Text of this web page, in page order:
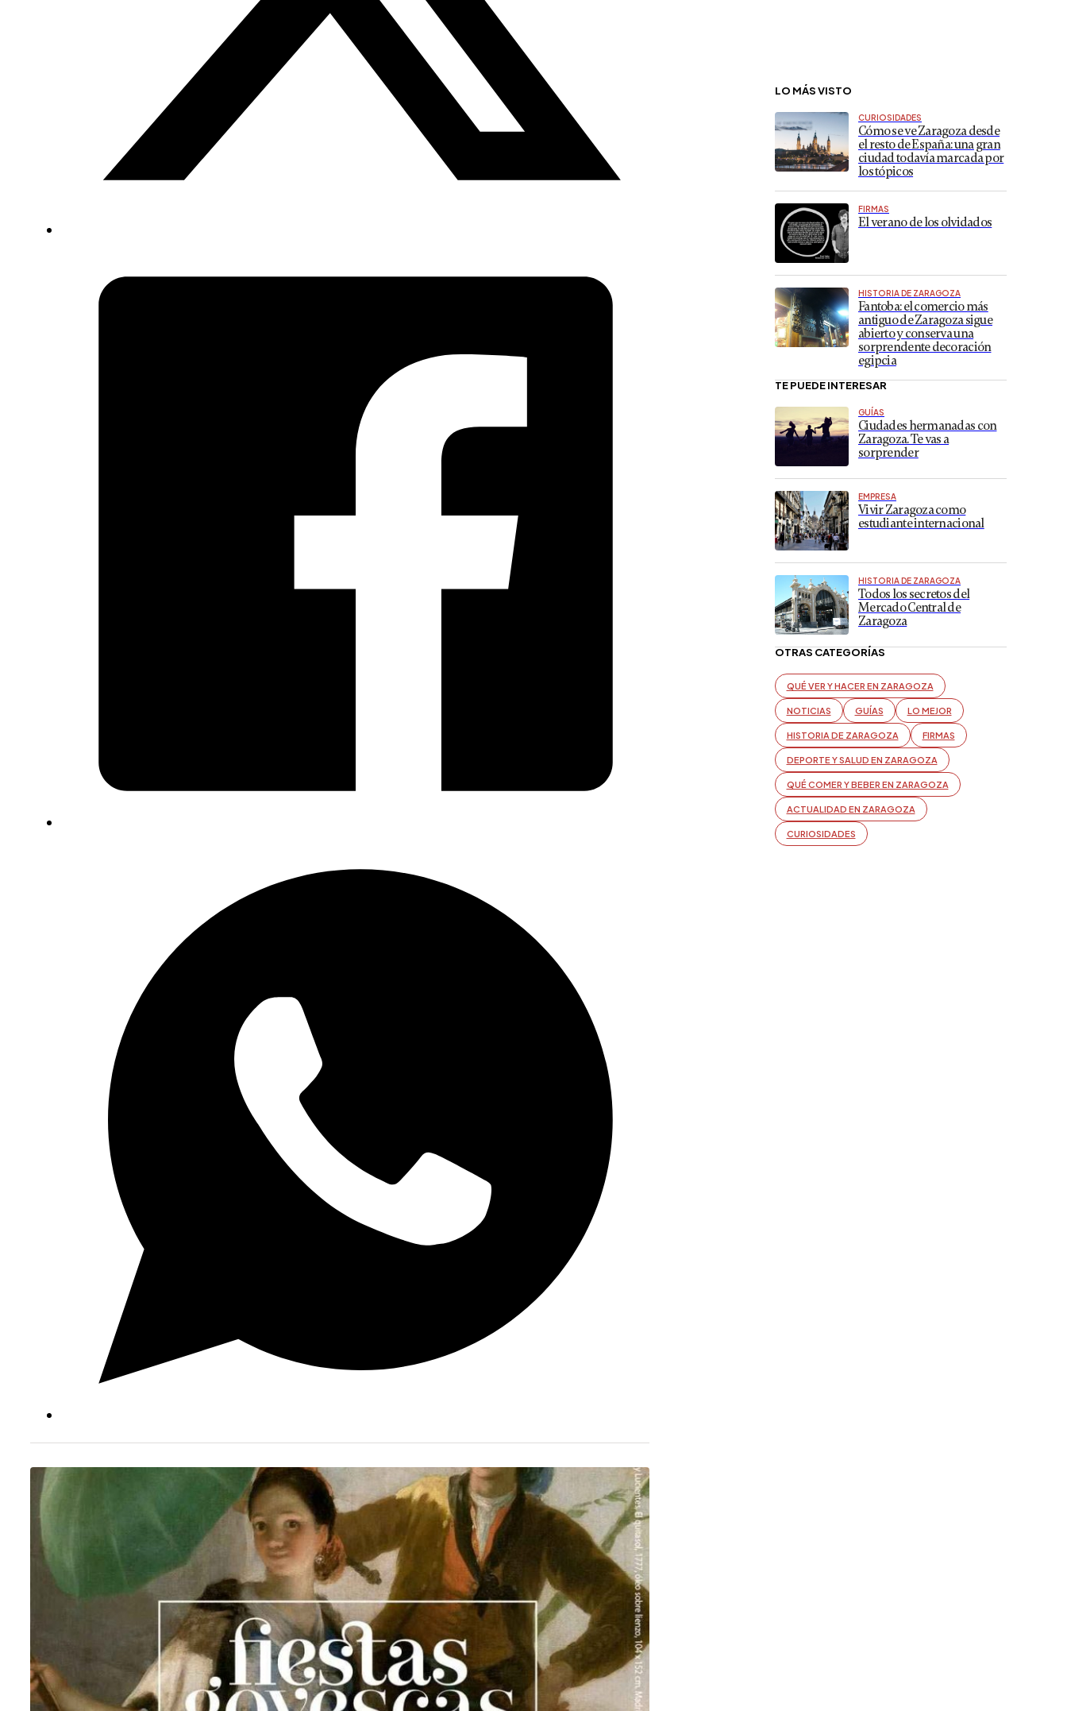
LO MÁS VISTO
CURIOSIDADES
Cómo se ve Zaragoza desde
el resto de España: una gran
ciudad todavía marcada por
los tópicos
FIRMAS
El verano de los olvidados
HISTORIA DE ZARAGOZA
Fantoba: el comercio más
antiguo de Zaragoza sigue
abierto y conserva una
sorprendente decoración
egipcia
TE PUEDE INTERESAR
GUÍAS
Ciudades hermanadas con
Zaragoza. Te vas a
sorprender
EMPRESA
Vivir Zaragoza como
estudiante internacional
HISTORIA DE ZARAGOZA
Todos los secretos del
Mercado Central de
Zaragoza
OTRAS CATEGORÍAS
QUÉ VER Y HACER EN ZARAGOZA
NOTICIAS GUÍAS LO MEJOR
HISTORIA DE ZARAGOZA FIRMAS
DEPORTE Y SALUD EN ZARAGOZA
QUÉ COMER Y BEBER EN ZARAGOZA
ACTUALIDAD EN ZARAGOZA
CURIOSIDADES